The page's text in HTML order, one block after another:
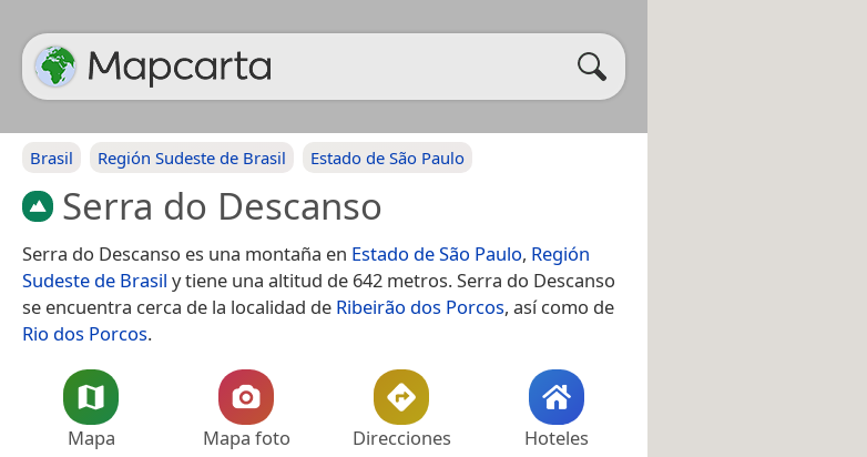
Brasil Región Sudeste de Brasil Estado de São Paulo
Serra do Descanso
Serra do Descanso es una montaña en Estado de São Paulo, Región
Sudeste de Brasil y tiene una altitud de 642 metros. Serra do Descanso
se encuentra cerca de la localidad de Ribeirão dos Porcos, así como de
Rio dos Porcos.
Mapa Mapa foto Direcciones Hoteles